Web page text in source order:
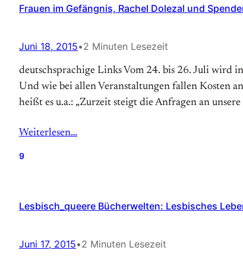
Frauen im Gefängnis, Rachel Dolezal und
Juni 18, 2015•2 Minuten Lesezeit
deutschsprachige Links Vom 24. bis 26. Juli wird
Und wie bei allen Veranstaltungen fallen Kosten
heißt es u.a.: „Zurzeit steigt die Anfragen an
Weiterlesen…
9
Lesbisch_queere Bücherwelten: Lesbisches
Juni 17, 2015•2 Minuten Lesezeit